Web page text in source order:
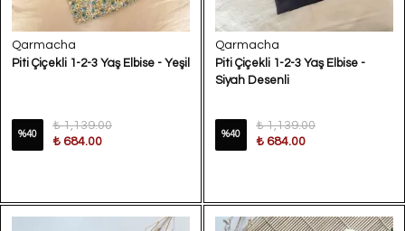
Qarmacha
Piti Çiçekli 1-2-3 Yaş Elbise - Yeşil
%40
₺ 1,139.00
₺ 684.00
Qarmacha
Piti Çiçekli 1-2-3 Yaş Elbise -
Siyah Desenli
%40
₺ 1,139.00
₺ 684.00